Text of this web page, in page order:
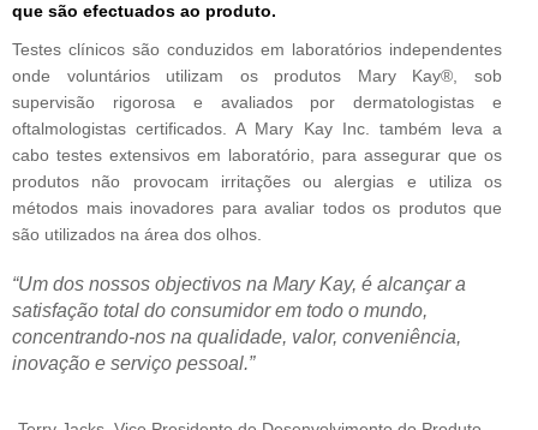
que são efectuados ao produto.
Testes clínicos são conduzidos em laboratórios independentes
onde voluntários utilizam os produtos Mary Kay®, sob
supervisão rigorosa e avaliados por dermatologistas e
oftalmologistas certificados. A Mary Kay Inc. também leva a
cabo testes extensivos em laboratório, para assegurar que os
produtos não provocam irritações ou alergias e utiliza os
métodos mais inovadores para avaliar todos os produtos que
são utilizados na área dos olhos.
“Um dos nossos objectivos na Mary Kay, é alcançar a
satisfação total do consumidor em todo o mundo,
concentrando-nos na qualidade, valor, conveniência,
inovação e serviço pessoal.”